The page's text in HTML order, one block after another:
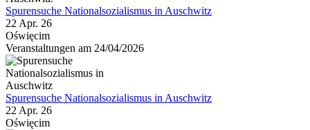
Spurensuche Nationalsozialismus in Auschwitz
22 Apr. 26
Oświęcim
Veranstaltungen am 24/04/2026
Spurensuche Nationalsozialismus in Auschwitz
22 Apr. 26
Oświęcim